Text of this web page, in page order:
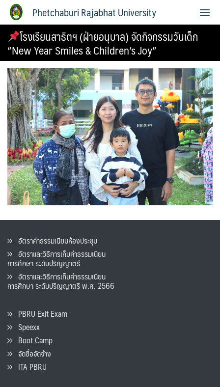
Phetchaburi Rajabhat University
โรงเรียนสาธิตฯ (ฝ่ายอนุบาล) จัดกิจกรรมวันเด็ก
“New Year Smiles & Children’s Joy”
อัตราค่าธรรมเนียมห้องประชุม
อัตราและวิธีการเก็บค่าธรรมเนียน
การศึกษา ระดับปริญญาตรี
อัตราและวิธีการเก็บค่าธรรมเนียน
การศึกษา ระดับปริญญาตรี พ.ศ. 2566
PBRU Exit Exam
Speexx
Boot Camp
จัดซื้อจัดจ้าง
ITA PBRU